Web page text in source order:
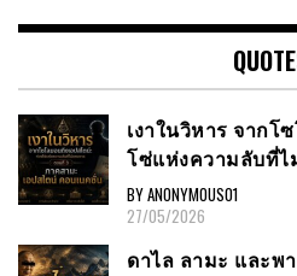
เงาในวิหาร จากโ
โซ่แห่งความลับที่ไ
BY ANONYMOUS01
27/05/2026
ดาไล ลามะ และพ